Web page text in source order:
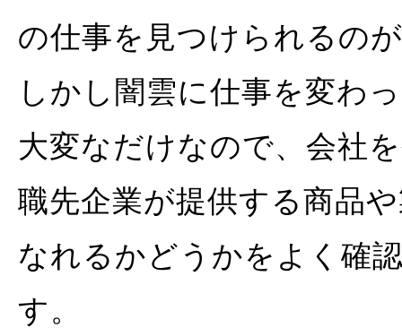
の仕事を見つけられるの
しかし闇雲に仕事を変わ
大変なだけなので、会社
職先企業が提供する商品
なれるかどうかをよく確
す。